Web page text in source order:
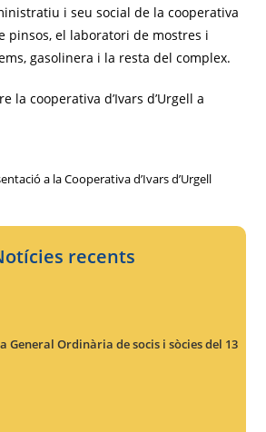
i seu social de la cooperativa
pinsos, el laboratori de mostres i
gasolinera i la resta del complex.
la cooperativa d’Ivars d’Urgell a
a la Cooperativa d’Ivars d’Urgell
recents
General Ordinària de socis i sòcies del 13